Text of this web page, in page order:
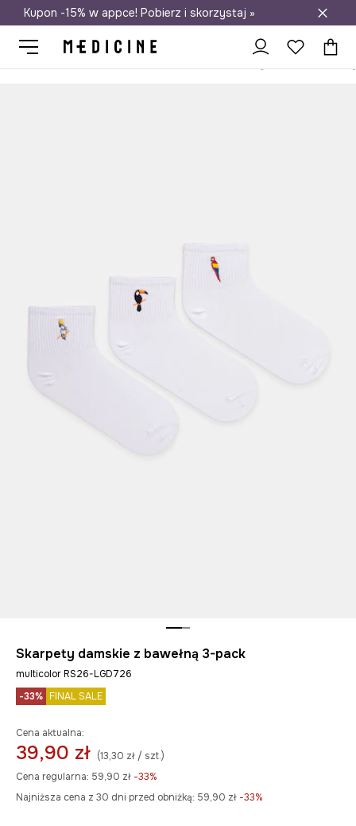
Darmowa dostawa do salonów
Kupon -15% w appce! Pobierz i skorzystaj »
Skarpety damskie z bawełną 3-pack
multicolor RS26-LGD726
-33% FINAL SALE
Cena aktualna:
39,90 zł (13,30 zł / szt.)
Cena regularna: 59,90 zł -33%
Najniższa cena z 30 dni przed obniżką: 59,90 zł -33%